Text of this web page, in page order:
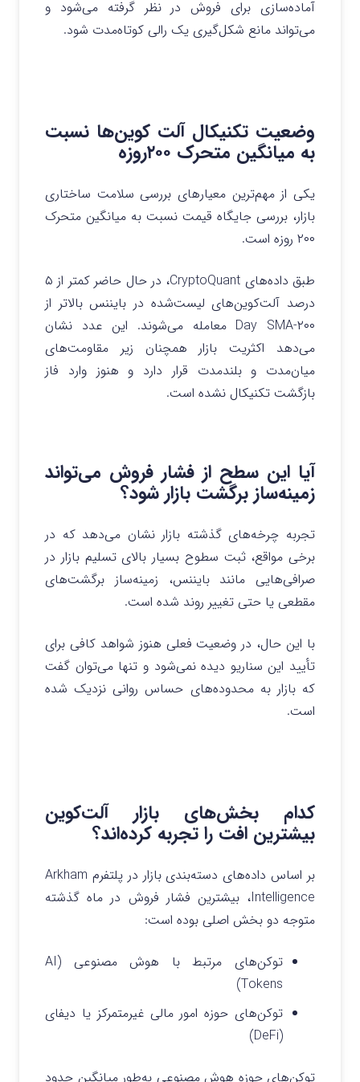
آماده‌سازی برای فروش در نظر گرفته می‌شود و
می‌تواند مانع شکل‌گیری یک رالی کوتاه‌مدت شود.
وضعیت تکنیکال آلت‌ کوین‌ها نسبت
به میانگین متحرک ۲۰۰روزه
یکی از مهم‌ترین معیارهای بررسی سلامت ساختاری
بازار، بررسی جایگاه قیمت نسبت به میانگین متحرک
۲۰۰ روزه است.
طبق داده‌های CryptoQuant، در حال حاضر کمتر از ۵
درصد آلت‌کوین‌های لیست‌شده در بایننس بالاتر از
۲۰۰-Day SMA معامله می‌شوند. این عدد نشان
می‌دهد اکثریت بازار همچنان زیر مقاومت‌های
میان‌مدت و بلندمدت قرار دارد و هنوز وارد فاز
بازگشت تکنیکال نشده است.
آیا این سطح از فشار فروش می‌تواند
زمینه‌ساز برگشت بازار شود؟
تجربه چرخه‌های گذشته بازار نشان می‌دهد که در
برخی مواقع، ثبت سطوح بسیار بالای تسلیم بازار در
صرافی‌هایی مانند بایننس، زمینه‌ساز برگشت‌های
مقطعی یا حتی تغییر روند شده است.
با این حال، در وضعیت فعلی هنوز شواهد کافی برای
تأیید این سناریو دیده نمی‌شود و تنها می‌توان گفت
که بازار به محدوده‌های حساس روانی نزدیک شده
است.
کدام بخش‌های بازار آلت‌کوین
بیشترین افت را تجربه کرده‌اند؟
بر اساس داده‌های دسته‌بندی بازار در پلتفرم Arkham
Intelligence، بیشترین فشار فروش در ماه گذشته
متوجه دو بخش اصلی بوده است:
توکن‌های مرتبط با هوش مصنوعی (AI
Tokens)
توکن‌های حوزه امور مالی غیرمتمرکز یا دیفای
(DeFi)
توکن‌های حوزه هوش مصنوعی به‌طور میانگین حدود